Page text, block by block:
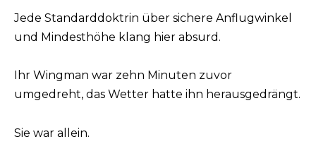
Jede Standarddoktrin über sichere Anflugwinkel
und Mindesthöhe klang hier absurd.
Ihr Wingman war zehn Minuten zuvor
umgedreht, das Wetter hatte ihn herausgedrängt.
Sie war allein.